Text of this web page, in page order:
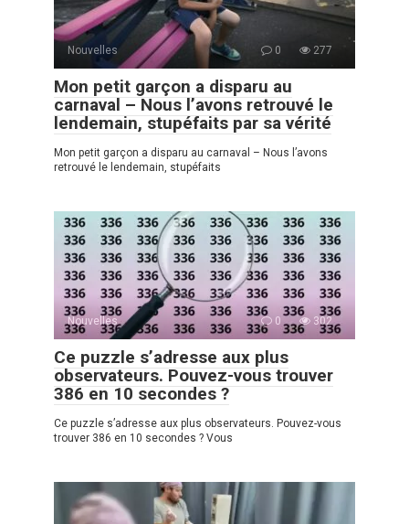
Nouvelles 0 277
Mon petit garçon a disparu au
carnaval – Nous l’avons retrouvé le
lendemain, stupéfaits par sa vérité
Mon petit garçon a disparu au carnaval – Nous l’avons
retrouvé le lendemain, stupéfaits
Nouvelles 0 302
Ce puzzle s’adresse aux plus
observateurs. Pouvez-vous trouver
386 en 10 secondes ?
Ce puzzle s’adresse aux plus observateurs. Pouvez-vous
trouver 386 en 10 secondes ? Vous